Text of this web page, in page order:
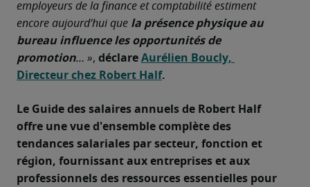
employeurs de la finance et comptabilité estiment
encore aujourd’hui que la présence physique au
bureau influence les opportunités de
promotion… », déclare Aurélien Boucly,
Directeur chez Robert Half.
Le Guide des salaires annuels de Robert Half
offre une vue d'ensemble complète des
tendances salariales par secteur, fonction et
région, fournissant aux entreprises et aux
professionnels des ressources essentielles pour